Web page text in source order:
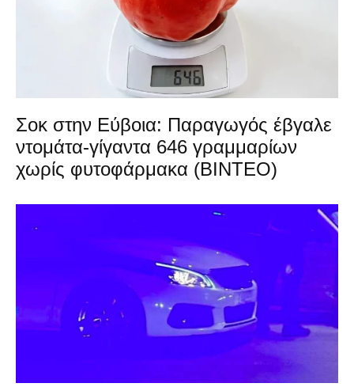
Σοκ στην Εύβοια: Παραγωγός έβγαλε
ντομάτα-γίγαντα 646 γραμμαρίων
χωρίς φυτοφάρμακα (ΒΙΝΤΕΟ)